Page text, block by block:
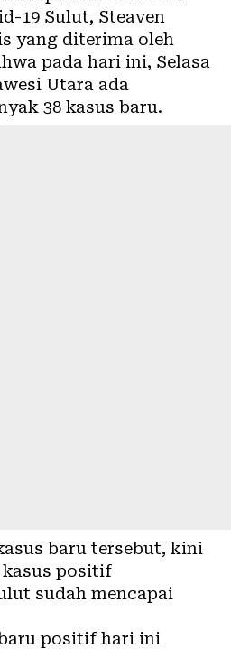
19 Sulut, Steaven
yang diterima oleh
pada hari ini, Selasa
Utara ada
38 kasus baru.
baru tersebut, kini
positif
sudah mencapai
baru positif hari ini